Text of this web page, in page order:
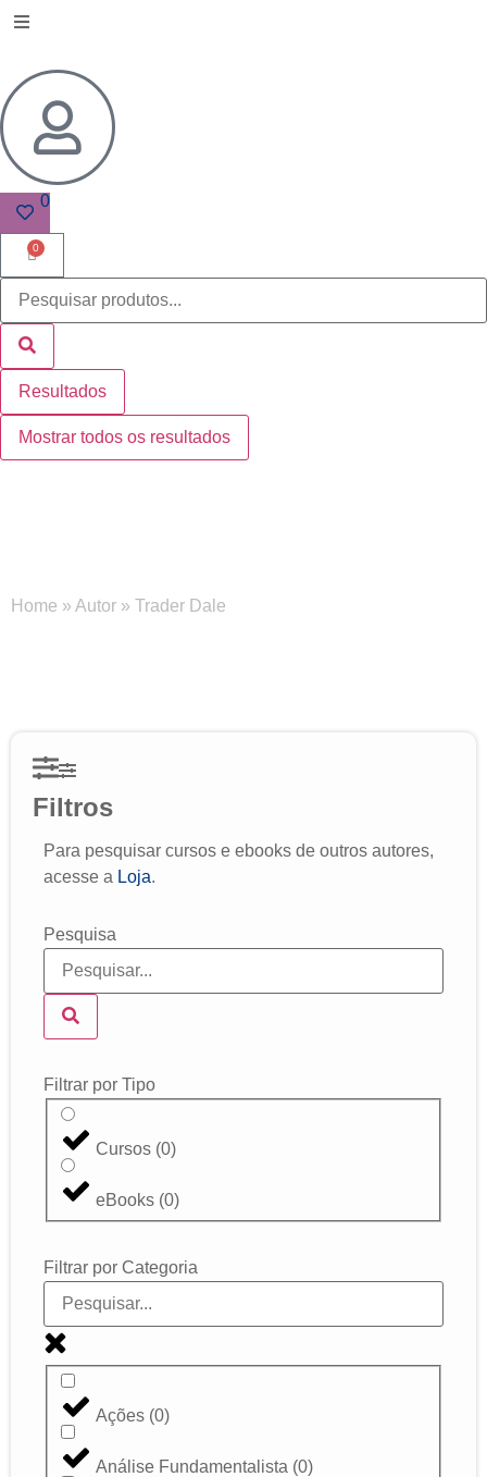
0
0
Resultados
Mostrar todos os resultados
Home » Autor » Trader Dale
Filtros
Para pesquisar cursos e ebooks de outros autores,
acesse a Loja.
Pesquisa
Filtrar por Tipo
Cursos (0)
eBooks (0)
Filtrar por Categoria
Ações (0)
Análise Fundamentalista (0)